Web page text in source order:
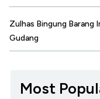
Zulhas Bingung Barang
Gudang
Most